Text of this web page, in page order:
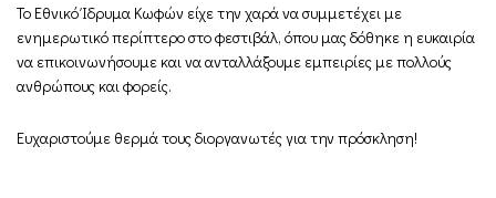
Το Εθνικό Ίδρυμα Κωφών είχε την χαρά να συμμετέχει με
ενημερωτικό περίπτερο στο φεστιβάλ, όπου μας δόθηκε η ευκαιρία
να επικοινωνήσουμε και να ανταλλάξουμε εμπειρίες με πολλούς
ανθρώπους και φορείς.
Ευχαριστούμε θερμά τους διοργανωτές για την πρόσκληση!